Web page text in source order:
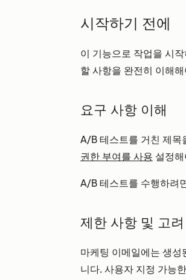
시작하기 전에
이 기능으로 작업을 시
할 사항을 완전히 이해
요구 사항 이해
A/B 테스트를 거친 제목
권한 부여를 사용 설정
A/B 테스트를 수행하려
제한 사항 및 고
마케팅 이메일에는 생
니다. 사용자 지정 가능